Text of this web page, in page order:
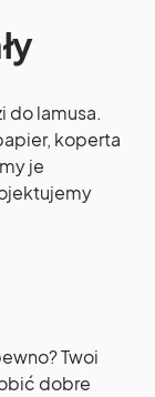
do lamusa.
koperta
je
Twoi
dobre